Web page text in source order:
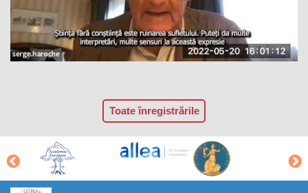
Toate înregistrările
https://propletenie.ru/